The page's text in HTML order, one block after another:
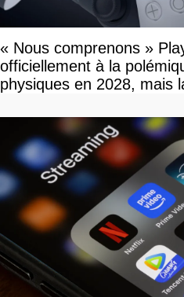
« Nous comprenons »
officiellement à la
physiques en 2028, mais